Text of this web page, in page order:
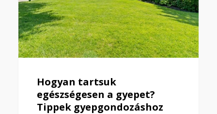
Hogyan tartsuk
egészségesen a gyepet?
Tippek gyepgondozáshoz